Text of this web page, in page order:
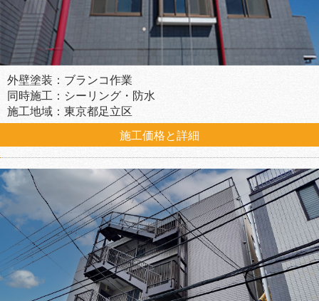
外壁塗装：ブランコ作業
同時施工：シーリング・防水
施工地域：東京都足立区
施工価格と詳細